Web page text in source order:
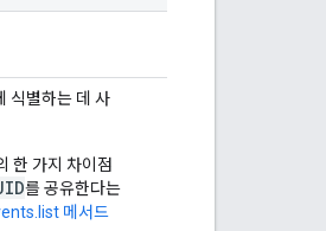
식별하는 데 사
한 가지 차이점
를 공유한다는
메서드